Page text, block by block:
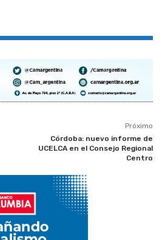
Próximo
Córdoba: nuevo informe de
UCELCA en el Consejo Regional
Centro